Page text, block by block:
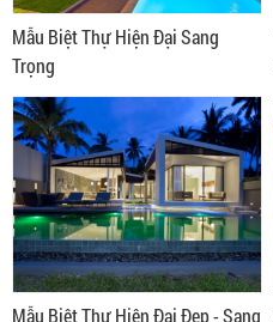
Mẫu Biệt Thự Hiện Đại Sang
Trọng
Mẫu Biệt Thự Hiện Đại Đẹp - Sang